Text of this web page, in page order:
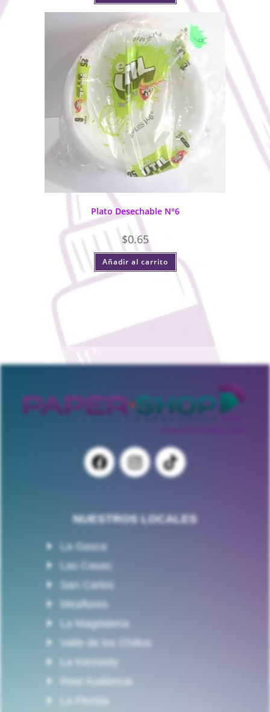
Plato Desechable N°6
$0.65
Añadir al carrito
NUESTROS LOCALES
La Gasca
Las Casas
San Carlos
Miraflores
La Magdalena
Valle de los Chillos
La Kennedy
Real Audiencia
La Florida